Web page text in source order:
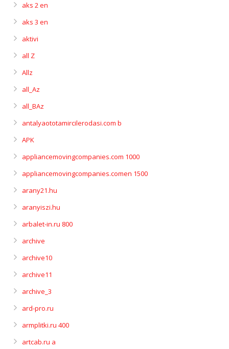
aks 2 en
aks 3 en
aktivi
all Z
Allz
all_Az
all_BAz
antalyaototamircilerodasi.com b
APK
appliancemovingcompanies.com 1000
appliancemovingcompanies.comen 1500
arany21.hu
aranyiszi.hu
arbalet-in.ru 800
archive
archive10
archive11
archive_3
ard-pro.ru
armplitki.ru 400
artcab.ru a